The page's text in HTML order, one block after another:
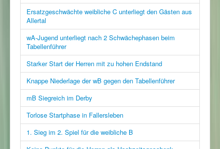
Ersatzgeschwächte weibliche C unterliegt den Gästen aus
Allertal
wA-Jugend unterliegt nach 2 Schwächephasen beim
Tabellenführer
Starker Start der Herren mit zu hohen Endstand
Knappe Niederlage der wB gegen den Tabellenführer
mB Siegreich im Derby
Torlose Startphase in Fallersleben
1. Sieg im 2. Spiel für die weibliche B